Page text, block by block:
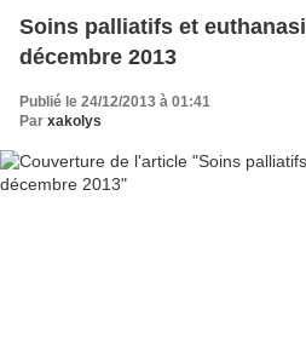
Soins palliatifs et
décembre 2013
Publié le 24/12/2013 à 01:41
Par xakolys